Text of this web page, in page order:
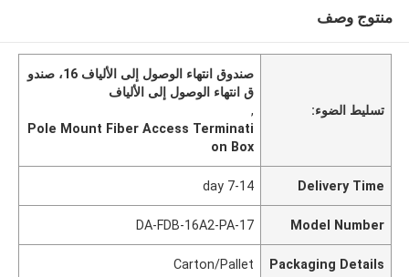
منتوج وصف
تسليط الضوء:
صندوق انتهاء الوصول إلى الألياف 16، صندو
ق انتهاء الوصول إلى الألياف
,
Pole Mount Fiber Access Terminati
on Box
Delivery Time
7-14 day
Model Number
DA-FDB-16A2-PA-17
Packaging Details
Carton/Pallet